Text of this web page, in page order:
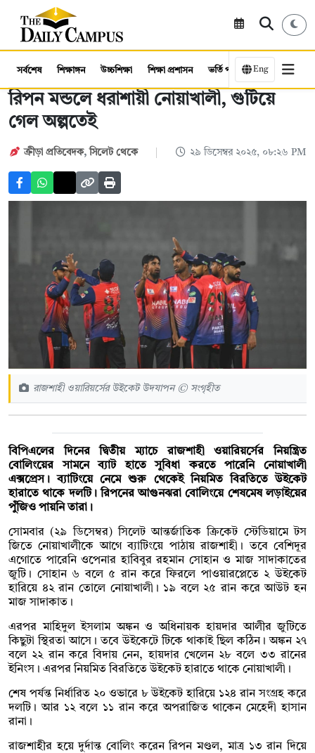
সর্বশেষ শিক্ষাঙ্গন উচ্চশিক্ষা শিক্ষা প্রশাসন ভর্তি পরীক্ষা কর্মসংস্থান
Eng
রিপন মন্ডলে ধরাশায়ী নোয়াখালী, গুটিয়ে
গেল অল্পতেই
ক্রীড়া প্রতিবেদক, সিলেট থেকে ২৯ ডিসেম্বর ২০২৫, ০৮:২৬ PM
রাজশাহী ওয়ারিয়র্সের উইকেট উদযাপন © সংগৃহীত
বিপিএলের দিনের দ্বিতীয় ম্যাচে রাজশাহী ওয়ারিয়র্সের নিয়ন্ত্রিত
বোলিংয়ের সামনে ব্যাট হাতে সুবিধা করতে পারেনি নোয়াখালী
এক্সপ্রেস। ব্যাটিংয়ে নেমে শুরু থেকেই নিয়মিত বিরতিতে উইকেট
হারাতে থাকে দলটি। রিপনের আগুনঝরা বোলিংয়ে শেষমেষ লড়াইয়ের
পুঁজিও পায়নি তারা।
সোমবার (২৯ ডিসেম্বর) সিলেট আন্তর্জাতিক ক্রিকেট স্টেডিয়ামে টস
জিতে নোয়াখালীকে আগে ব্যাটিংয়ে পাঠায় রাজশাহী। তবে বেশিদূর
এগোতে পারেনি ওপেনার হাবিবুর রহমান সোহান ও মাজ সাদাকাতের
জুটি। সোহান ৬ বলে ৫ রান করে ফিরলে পাওয়ারপ্লেতে ২ উইকেট
হারিয়ে ৪২ রান তোলে নোয়াখালী। ১৯ বলে ২৫ রান করে আউট হন
মাজ সাদাকাত।
এরপর মাহিদুল ইসলাম অঙ্কন ও অধিনায়ক হায়দার আলীর জুটিতে
কিছুটা স্থিরতা আসে। তবে উইকেটে টিকে থাকাই ছিল কঠিন। অঙ্কন ২৭
বলে ২২ রান করে বিদায় নেন, হায়দার খেলেন ২৮ বলে ৩৩ রানের
ইনিংস। এরপর নিয়মিত বিরতিতে উইকেট হারাতে থাকে নোয়াখালী।
শেষ পর্যন্ত নির্ধারিত ২০ ওভারে ৮ উইকেট হারিয়ে ১২৪ রান সংগ্রহ করে
দলটি। আর ১২ বলে ১১ রান করে অপরাজিত থাকেন মেহেদী হাসান
রানা।
রাজশাহীর হয়ে দুর্দান্ত বোলিং করেন রিপন মণ্ডল, মাত্র ১৩ রান দিয়ে